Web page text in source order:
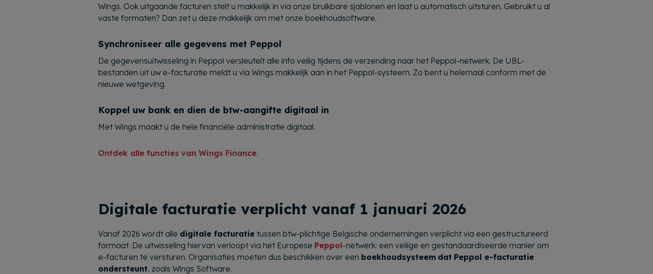
Wings. Ook uitgaande facturen stelt u makkelijk in via onze bruikbare sjablonen en laat u automatisch uitsturen. Gebruikt u al
vaste formaten? Dan zet u deze makkelijk om met onze boekhoudsoftware.
Synchroniseer alle gegevens met Peppol
De gegevensuitwisseling in Peppol versleutelt alle info veilig tijdens de verzending naar het Peppol-netwerk. De UBL-
bestanden uit uw e-facturatie meldt u via Wings makkelijk aan in het Peppol-systeem. Zo bent u helemaal conform met de
nieuwe wetgeving.
Koppel uw bank en dien de btw-aangifte digitaal in
Met Wings maakt u de hele financiële administratie digitaal.
Ontdek alle functies van Wings Finance.
Digitale facturatie verplicht vanaf 1 januari 2026
Vanaf 2026 wordt alle digitale facturatie tussen btw-plichtige Belgische ondernemingen verplicht via een gestructureerd
formaat. De uitwisseling hiervan verloopt via het Europese Peppol-netwerk: een veilige en gestandaardiseerde manier om
e-facturen te versturen. Organisaties moeten dus beschikken over een boekhoudsysteem dat Peppol e-facturatie
ondersteunt, zoals Wings Software.